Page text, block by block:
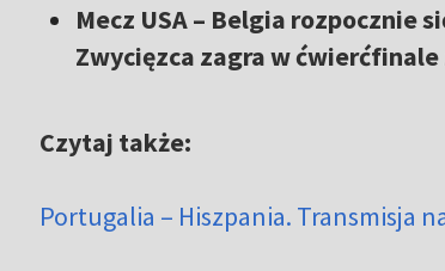
Mecz USA – Belgia rozpocznie
Zwycięzca zagra w
Czytaj także:
Portugalia – Hiszpania. Transmisja